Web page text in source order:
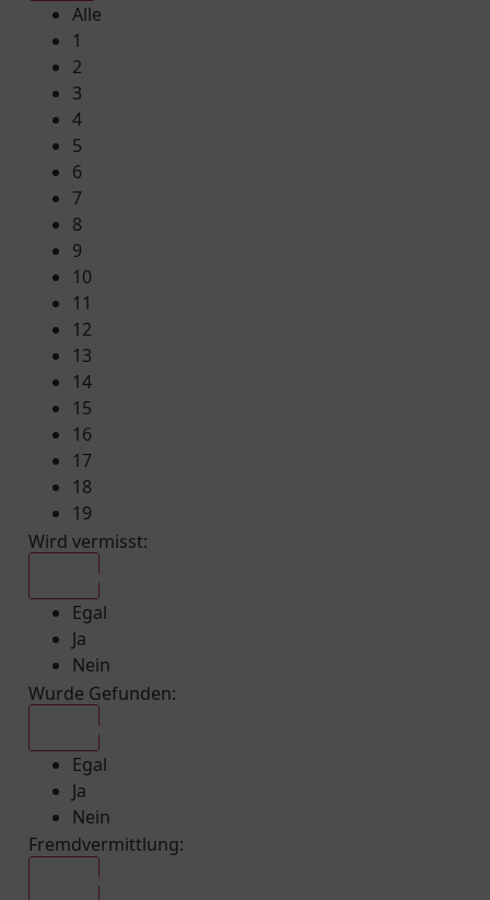
Alle
1
2
3
4
5
6
7
8
9
10
11
12
13
14
15
16
17
18
19
Wird vermisst:
Egal
Ja
Nein
Wurde Gefunden:
Egal
Ja
Nein
Fremdvermittlung: